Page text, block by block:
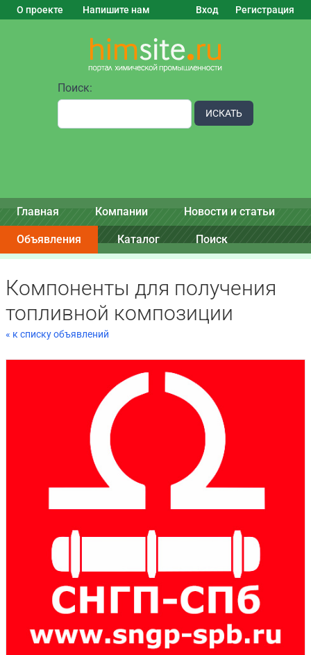
О проекте Напишите нам Вход Регистрация
Поиск:
ИСКАТЬ
Главная Компании Новости и статьи
Объявления Каталог Поиск
Компоненты для получения
топливной композиции
« к списку объявлений